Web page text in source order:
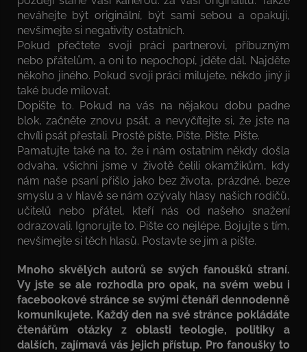
neváhejte být originální, být sami sebou a opakuji,
nevšímejte si negativity ostatních.
Pokud přečtete svoji práci partnerovi, příbuzným
nebo přátelům, a oni to nepochopí, jděte dál. Najděte
někoho jiného. Pokud svoji práci milujete, někdo jiný ji
také bude milovat.
Dopište to. Pokud na vás na nějakou dobu padne
blok, začněte znovu psát, a nevyčítejte si, že jste na
chvíli psát přestali. Prostě pište. Pište. Pište. Pište.
Pamatujte také na to, že i nám ostatním někdy došla
odvaha, všichni jsme v životě čelili okamžikům, kdy
nám naše psaní přišlo jako bez života, prázdné, beze
smyslu a v hlavě se nám ozývaly hlasy našich rodičů,
učitelů nebo přátel, kteří nás od našeho snažení
odrazovali. Ignorujte to. Pište co nejlépe. Bojujte s tím,
nevšímejte si těch hlasů. Postavte se jim a pište.
Mnoho skvělých autorů se svých fanoušků straní.
Vy jste se ale rozhodla pro opak, na svém webu i
facebookové stránce se svými čtenáři dennodenně
komunikujete. Každý den na své stránce pokládáte
čtenářům otázky z oblasti teologie, politiky a
dalších, zajímavá vás jejich přístup. Pro fanoušky to